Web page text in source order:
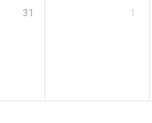
31 1